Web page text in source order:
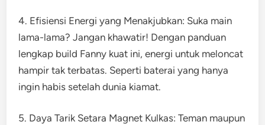
4. Efisiensi Energi yang Menakjubkan: Suka main
lama-lama? Jangan khawatir! Dengan panduan
lengkap build Fanny kuat ini, energi untuk meloncat
hampir tak terbatas. Seperti baterai yang hanya
ingin habis setelah dunia kiamat.
5. Daya Tarik Setara Magnet Kulkas: Teman maupun